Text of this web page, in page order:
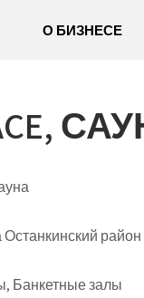
О БИЗНЕСЕ
Банкетные залы